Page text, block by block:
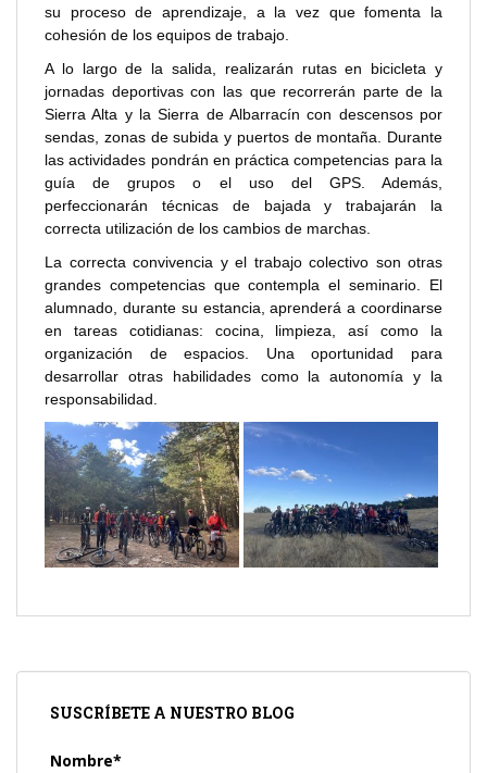
su proceso de aprendizaje, a la vez que fomenta la
cohesión de los equipos de trabajo.
A lo largo de la salida, realizarán rutas en bicicleta y
jornadas deportivas con las que recorrerán parte de la
Sierra Alta y la Sierra de Albarracín con descensos por
sendas, zonas de subida y puertos de montaña. Durante
las actividades pondrán en práctica competencias para la
guía de grupos o el uso del GPS. Además,
perfeccionarán técnicas de bajada y trabajarán la
correcta utilización de los cambios de marchas.
La correcta convivencia y el trabajo colectivo son otras
grandes competencias que contempla el seminario. El
alumnado, durante su estancia, aprenderá a coordinarse
en tareas cotidianas: cocina, limpieza, así como la
organización de espacios. Una oportunidad para
desarrollar otras habilidades como la autonomía y la
responsabilidad.
SUSCRÍBETE A NUESTRO BLOG
Nombre*